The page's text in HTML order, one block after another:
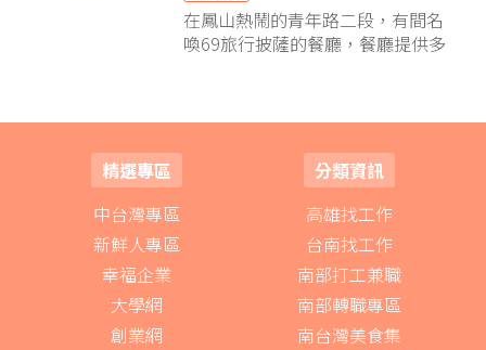
在鳳山熱鬧的青年路二段，有間名
喚69旅行披薩的餐廳，餐廳提供多
精選專區
中台灣專區
新鮮人專區
幸福企業
大學網
創業網
分類資訊
高雄找工作
台南找工作
南部打工兼職
南部轉職專區
南台灣美食集